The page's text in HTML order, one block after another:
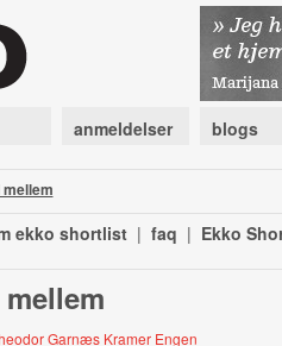
anmeldelser blogs
mellem
ekko shortlist | faq | Ekko
Garnæs Kramer Engen